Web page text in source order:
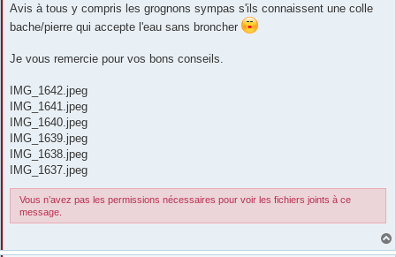
Avis à tous y compris les grognons sympas s'ils connaissent une colle
bache/pierre qui accepte l'eau sans broncher
Je vous remercie pour vos bons conseils.
IMG_1642.jpeg
IMG_1641.jpeg
IMG_1640.jpeg
IMG_1639.jpeg
IMG_1638.jpeg
IMG_1637.jpeg
Vous n’avez pas les permissions nécessaires pour voir les fichiers joints à ce
message.